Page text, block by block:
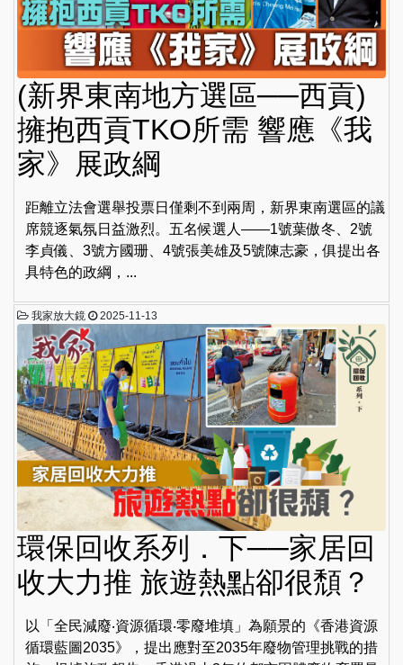
(新界東南地方選區──西貢)
擁抱西貢TKO所需 響應《我
家》展政綱
距離立法會選舉投票日僅剩不到兩周，新界東南選區的議
席競逐氣氛日益激烈。五名候選人——1號葉傲冬、2號
李貞儀、3號方國珊、4號張美雄及5號陳志豪，俱提出各
具特色的政綱，...
我家放大鏡 2025-11-13
環保回收系列．下──家居回
收大力推 旅遊熱點卻很頹？
以「全民減廢‧資源循環‧零廢堆填」為願景的《香港資源
循環藍圖2035》，提出應對至2035年廢物管理挑戰的措